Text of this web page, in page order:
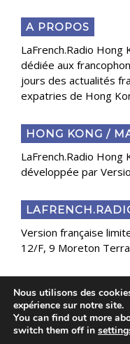
A PROPOS
LaFrench.Radio
dédiée aux
jours des actualités
expatries de Hong
HONG KONG /
LaFrench.Radio
développée par
Version française
12/F, 9 Moreton
Copyright 2025
Nous utilisons des
expérience sur notre site.
You can find out more
switch them off in